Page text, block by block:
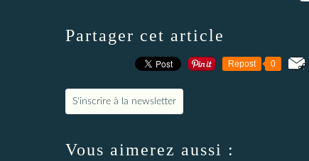
Partager cet article
Repost 0
S'inscrire à la newsletter
Vous aimerez aussi :